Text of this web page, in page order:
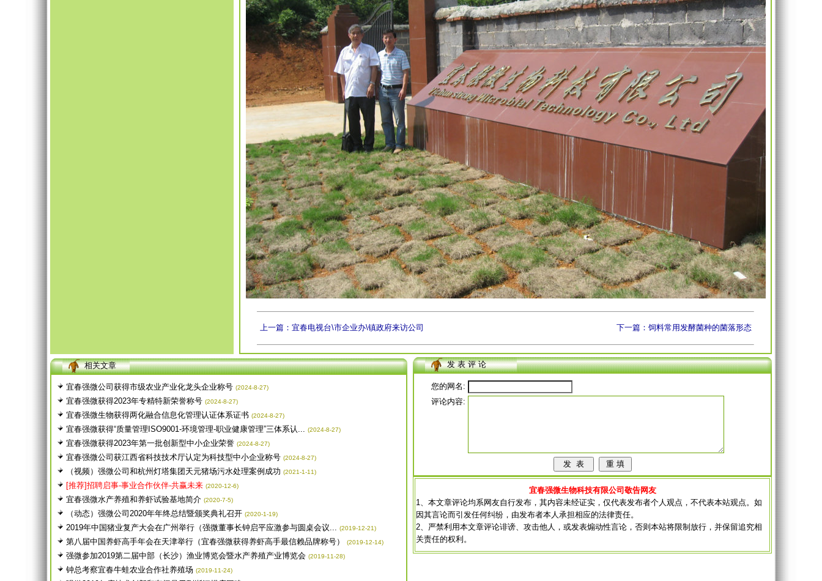
上一篇：宜春电视台\市企业办\镇政府来访公司 下一篇：饲料常用发酵菌种的菌落形态
相关文章
宜春强微公司获得市级农业产业化龙头企业称号 (2024-8-27)
宜春强微获得2023年专精特新荣誉称号 (2024-8-27)
宜春强微生物获得两化融合信息化管理认证体系证书 (2024-8-27)
宜春强微获得“质量管理ISO9001-环境管理-职业健康管理”三体系认... (2024-8-27)
宜春强微获得2023年第一批创新型中小企业荣誉 (2024-8-27)
宜春强微公司获江西省科技技术厅认定为科技型中小企业称号 (2024-8-27)
（视频）强微公司和杭州灯塔集团天元猪场污水处理案例成功 (2021-1-11)
[推荐]招聘启事-事业合作伙伴-共赢未来 (2020-12-6)
宜春强微水产养殖和养虾试验基地简介 (2020-7-5)
（动态）强微公司2020年年终总结暨颁奖典礼召开 (2020-1-19)
2019年中国猪业复产大会在广州举行（强微董事长钟启平应激参与圆桌会议... (2019-12-21)
第八届中国养虾高手年会在天津举行（宜春强微获得养虾高手最信赖品牌称号） (2019-12-14)
强微参加2019第二届中部（长沙）渔业博览会暨水产养殖产业博览会 (2019-11-28)
钟总考察宜春牛蛙农业合作社养殖场 (2019-11-24)
发 表 评 论
您的网名:
评论内容:
宜春强微生物科技有限公司敬告网友
1、本文章评论均系网友自行发布，其内容未经证实，仅代表发布者个人观点，不代表本站观点。如
因其言论而引发任何纠纷，由发布者本人承担相应的法律责任。
2、严禁利用本文章评论诽谤、攻击他人，或发表煽动性言论，否则本站将限制放行，并保留追究相
关责任的权利。